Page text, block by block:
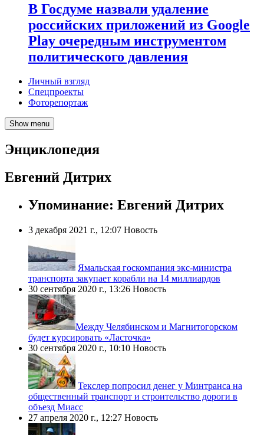
В Госдуме назвали удаление
российских приложений из Google
Play очередным инструментом
политического давления
Личный взгляд
Спецпроекты
Фоторепортаж
Show menu
Энциклопедия
Евгений Дитрих
Упоминание: Евгений Дитрих
3 декабря 2021 г., 12:07 Новость
Ямальская госкомпания экс-министра
транспорта закупает корабли на 14 миллиардов
30 сентября 2020 г., 13:26 Новость
​Между Челябинском и Магнитогорском
будет курсировать «Ласточка»
30 сентября 2020 г., 10:10 Новость
Текслер попросил денег у Минтранса на
общественный транспорт и строительство дороги в
объезд Миасс
27 апреля 2020 г., 12:27 Новость